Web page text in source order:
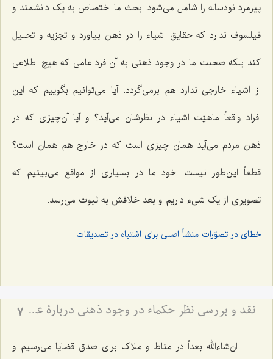
پیرمرد نودساله را شامل می‌شود. بحث ما اختصاص به یک دانشمند و
فیلسوف ندارد که حقایق اشیاء را در ذهن بیاورد و تجزیه و تحلیل
کند بلکه صحبت ما در وجود ذهنی به آن فرد عامی که هیچ اطلاعی
از اشیاء خارجی ندارد هم برمی‌گردد. آیا می‌توانیم بگوییم که این
افراد واقعاً ماهیّت اشیاء در نظرشان می‌آید؟ و آیا آن‌چیزی که در
ذهن مردم می‌آید همان چیزی است که در خارج هم همان است؟
قطعاً این‌طور نیست. خود ما در بسیاری از مواقع می‌بینیم که
تصویری از یک شیء داریم و بعد خلافش به ثبوت می‌رسد.
خطای در تصوّرات منشأ اصلی برای اشتباه در تصدیقات
نقد و بررسی نظر حکماء در وجود ذهنی دربارۀ عینیّت ماهیّات ذهنی و خارجی - نظر حکما مبنی بر عینیت ماهیات ذهنی و خارجی با اشکالات اساسی روبرو است 7
ان‌شاءالله بعداً در مناط و ملاک برای صدق قضایا می‌رسیم و